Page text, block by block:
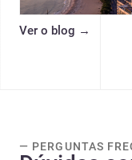
Ver o blog →
— PERGUNTAS